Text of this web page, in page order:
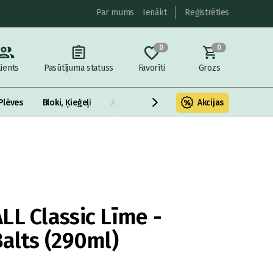
Par mums Ienākt Reģistrēties
Pasūtījuma statuss
0
Favorīti
0
Grozs
Bloki, Ķieģeļi Armatūra un metāls Fasādes
Akcijas
Classic Līme -
(290ml)